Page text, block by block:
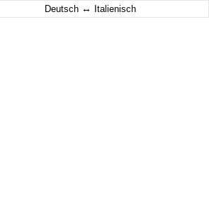
Deutsch ↔ Italienisch